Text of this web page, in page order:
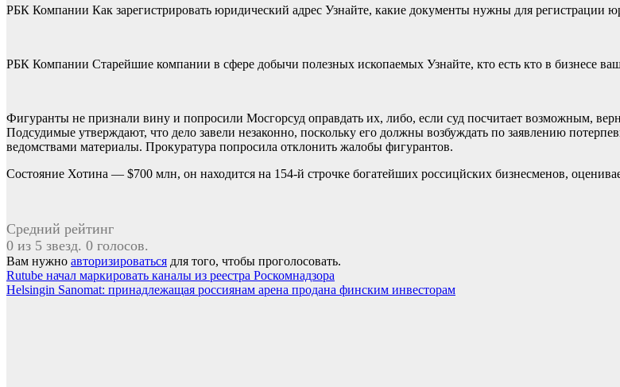
РБК Компании Как зарегистрировать юридический адрес Узнайте, какие документы нужны для регистрации
РБК Компании Старейшие компании в сфере добычи полезных ископаемых Узнайте, кто есть кто в бизнесе
Фигуранты не признали вину и попросили Мосгорсуд оправдать их, либо, если суд посчитает возможным,
Подсудимые утверждают, что дело завели незаконно, поскольку его должны возбуждать по заявлению
ведомствами материалы. Прокуратура попросила отклонить жалобы фигурантов.
Состояние Хотина — $700 млн, он находится на 154-й строчке богатейших россицйских бизнесменов,
Средний рейтинг
0 из 5 звезд. 0 голосов.
Вам нужно авторизироваться для того, чтобы проголосовать.
Навигация
по
Rutube начал маркировать каналы из реестра Роскомнадзора
Helsingin Sanomat: принадлежащая россиянам арена продана финским инвесторам